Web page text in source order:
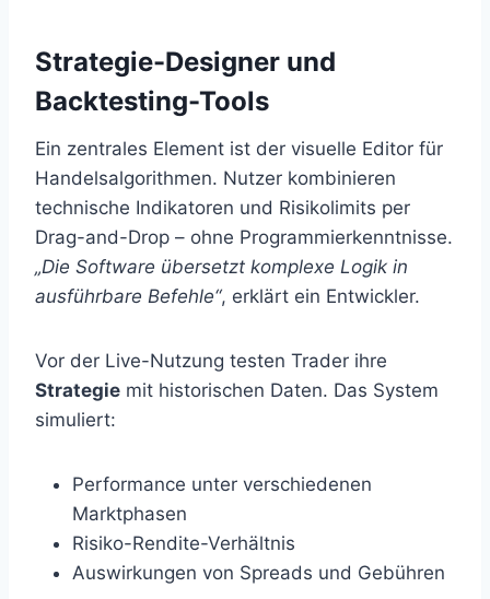
Strategie-Designer und
Backtesting-Tools
Ein zentrales Element ist der visuelle Editor für
Handelsalgorithmen. Nutzer kombinieren
technische Indikatoren und Risikolimits per
Drag-and-Drop – ohne Programmierkenntnisse.
„Die Software übersetzt komplexe Logik in
ausführbare Befehle“, erklärt ein Entwickler.
Vor der Live-Nutzung testen Trader ihre
Strategie mit historischen Daten. Das System
simuliert:
Performance unter verschiedenen
Marktphasen
Risiko-Rendite-Verhältnis
Auswirkungen von Spreads und Gebühren